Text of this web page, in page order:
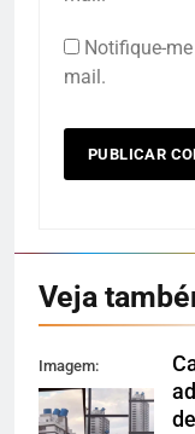
Notifique-
mail.
Veja
Imagem:
Reprodução